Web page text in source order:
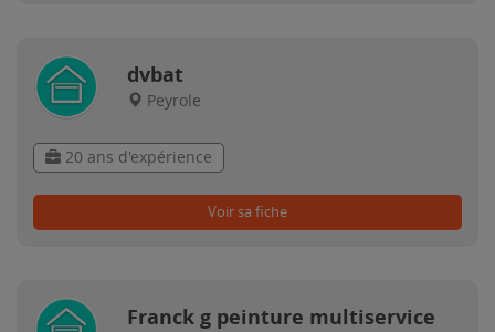
dvbat
Peyrole
20 ans d'expérience
Voir sa fiche
Franck g peinture multiservice